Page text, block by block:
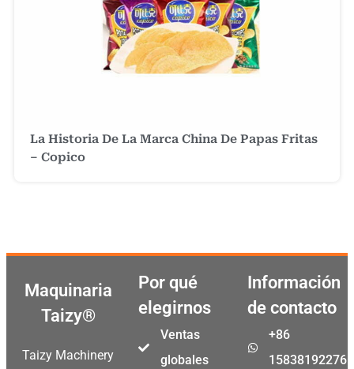
La Historia De La Marca China De Papas Fritas
– Copico
Maquinaria
Taizy®
Taizy Machinery
Por qué
elegirnos
Ventas
globales
Información
de contacto
+86
15838192276